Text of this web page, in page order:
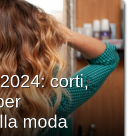
corti,
moda